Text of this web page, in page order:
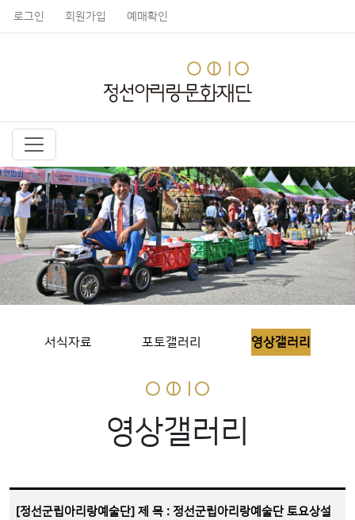
로그인 회원가입 예매확인
서식자료 포토갤러리 영상갤러리
영상갤러리
[정선군립아리랑예술단] 제 목 : 정선군립아리랑예술단 토요상설